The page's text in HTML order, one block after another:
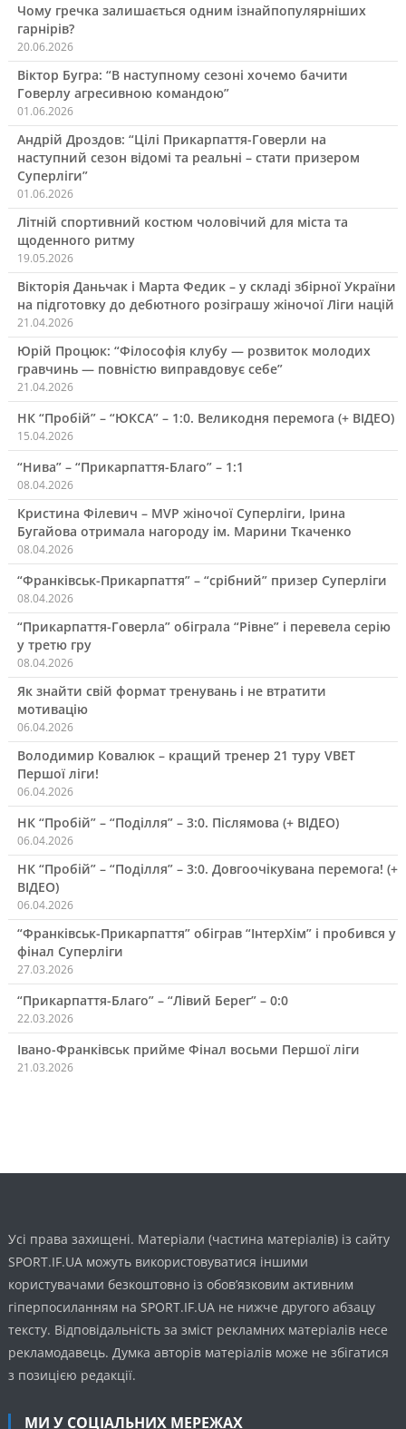
Чому гречка залишається одним ізнайпопулярніших
гарнірів?
20.06.2026
Віктор Бугра: “В наступному сезоні хочемо бачити
Говерлу агресивною командою”
01.06.2026
Андрій Дроздов: “Цілі Прикарпаття-Говерли на
наступний сезон відомі та реальні – стати призером
Суперліги”
01.06.2026
Літній спортивний костюм чоловічий для міста та
щоденного ритму
19.05.2026
Вікторія Даньчак і Марта Федик – у складі збірної України
на підготовку до дебютного розіграшу жіночої Ліги націй
21.04.2026
Юрій Процюк: “Філософія клубу — розвиток молодих
гравчинь — повністю виправдовує себе”
21.04.2026
НК “Пробій” – “ЮКСА” – 1:0. Великодня перемога (+ ВІДЕО)
15.04.2026
“Нива” – “Прикарпаття-Благо” – 1:1
08.04.2026
Кристина Філевич – MVP жіночої Суперліги, Ірина
Бугайова отримала нагороду ім. Марини Ткаченко
08.04.2026
“Франківськ-Прикарпаття” – “срібний” призер Суперліги
08.04.2026
“Прикарпаття-Говерла” обіграла “Рівне” і перевела серію
у третю гру
08.04.2026
Як знайти свій формат тренувань і не втратити
мотивацію
06.04.2026
Володимир Ковалюк – кращий тренер 21 туру VBET
Першої ліги!
06.04.2026
НК “Пробій” – “Поділля” – 3:0. Післямова (+ ВІДЕО)
06.04.2026
НК “Пробій” – “Поділля” – 3:0. Довгоочікувана перемога! (+
ВІДЕО)
06.04.2026
“Франківськ-Прикарпаття” обіграв “ІнтерХім” і пробився у
фінал Суперліги
27.03.2026
“Прикарпаття-Благо” – “Лівий Берег” – 0:0
22.03.2026
Івано-Франківськ прийме Фінал восьми Першої ліги
21.03.2026
Усі права захищені. Матеріали (частина матеріалів) із сайту
SPORT.IF.UA можуть використовуватися іншими
користувачами безкоштовно із обов’язковим активним
гіперпосиланням на SPORT.IF.UA не нижче другого абзацу
тексту. Відповідальність за зміст рекламних матеріалів несе
рекламодавець. Думка авторів матеріалів може не збігатися
з позицією редакції.
МИ У СОЦІАЛЬНИХ МЕРЕЖАХ